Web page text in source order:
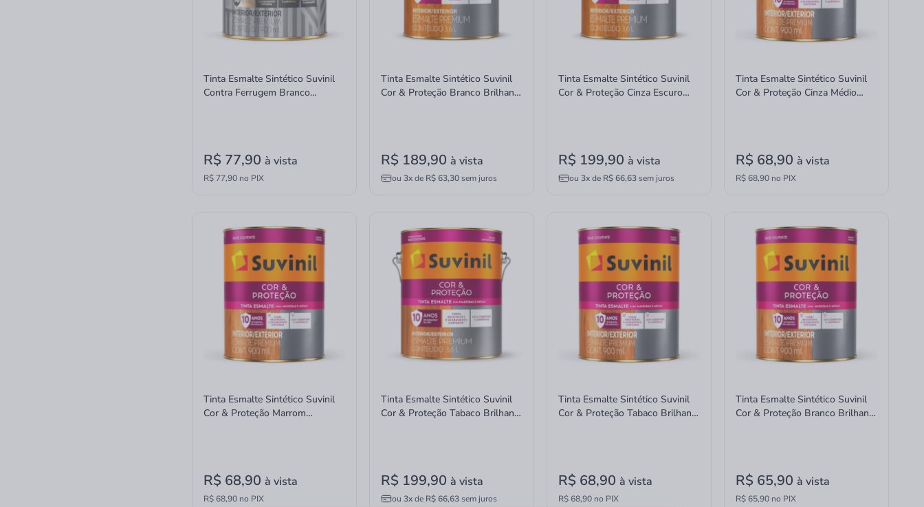
Tinta Esmalte Sintético Suvinil
Contra Ferrugem Branco
R$ 77,90 à vista
R$ 77,90 no PIX
Tinta Esmalte Sintético Suvinil
Cor & Proteção Branco Brilhante
R$ 189,90 à vista
ou 3xde R$ 63,30sem juros
Tinta Esmalte Sintético Suvinil
Cor & Proteção Cinza Escuro
R$ 199,90 à vista
ou 3xde R$ 66,63sem juros
Tinta Esmalte Sintético Suvinil
Cor & Proteção Cinza Médio
R$ 68,90 à vista
R$ 68,90 no PIX
Tinta Esmalte Sintético Suvinil
Cor & Proteção Marrom
R$ 68,90 à vista
R$ 68,90 no PIX
Tinta Esmalte Sintético Suvinil
Cor & Proteção Tabaco Brilhante
R$ 199,90 à vista
ou 3xde R$ 66,63sem juros
Tinta Esmalte Sintético Suvinil
Cor & Proteção Tabaco Brilhante
R$ 68,90 à vista
R$ 68,90 no PIX
Tinta Esmalte Sintético Suvinil
Cor & Proteção Branco Brilhante
R$ 65,90 à vista
R$ 65,90 no PIX